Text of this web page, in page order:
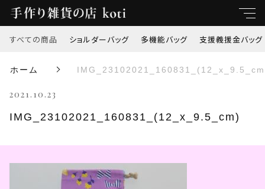
すべての商品 ショルダーバッグ 多機能バッグ 支援義援金バッグ
ホーム
2021.10.23
IMG_23102021_160831_(12_x_9.5_cm)
ショルダーバッグ
多機能バッグ
支援義援金バッグ
親カテゴリ